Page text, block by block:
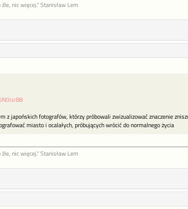
nic więcej." Stanisław Lem
z japońskich fotografów, którzy próbowali zwizualizować znaczenie
miasto i ocalałych, próbujących wrócić do normalnego życia
nic więcej." Stanisław Lem